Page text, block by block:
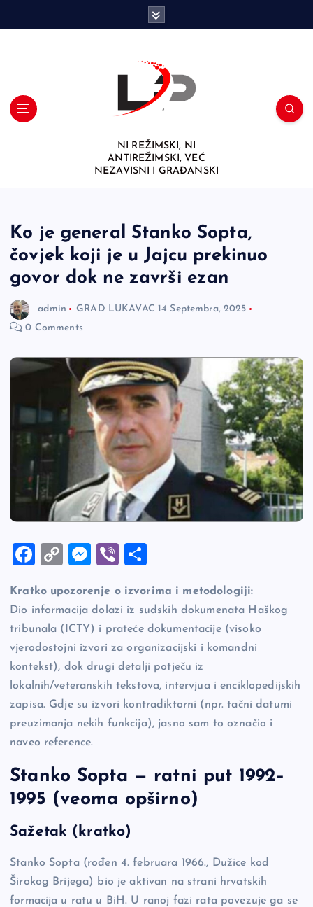
NI REŽIMSKI, NI
ANTIREŽIMSKI, VEĆ
NEZAVISNI I GRAĐANSKI
Ko je general Stanko Sopta,
čovjek koji je u Jajcu prekinuo
govor dok ne završi ezan
admin GRAD LUKAVAC 14 Septembra, 2025
0 Comments
F
c
e
b
o
o
k
C
p
y
Li
n
k
M
se
n
g
er
Vi
er ar
e
Kratko upozorenje o izvorima i metodologiji:
Dio informacija dolazi iz sudskih dokumenata Haškog
tribunala (ICTY) i prateće dokumentacije (visoko
vjerodostojni izvori za organizacijski i komandni
kontekst), dok drugi detalji potječu iz
lokalnih/veteranskih tekstova, intervjua i enciklopedijskih
zapisa. Gdje su izvori kontradiktorni (npr. tačni datumi
preuzimanja nekih funkcija), jasno sam to označio i
naveo reference.
Stanko Sopta — ratni put 1992–
1995 (veoma opširno)
Sažetak (kratko)
Stanko Sopta (rođen 4. februara 1966., Dužice kod
Širokog Brijega) bio je aktivan na strani hrvatskih
formacija u ratu u BiH. U ranoj fazi rata povezuje ga se